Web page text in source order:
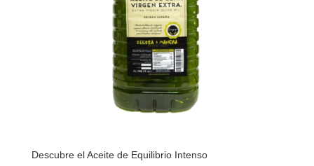
Descubre el Aceite de Equilibrio Intenso